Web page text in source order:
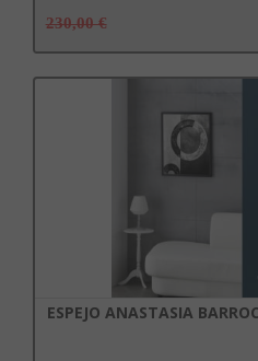
230,00 €
ESPEJO ANASTASIA